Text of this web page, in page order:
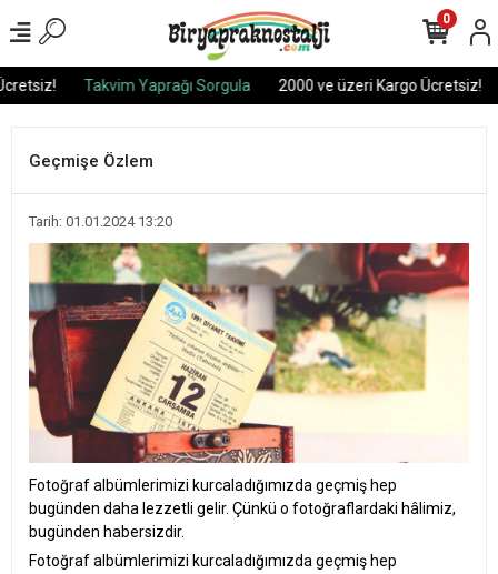
Takvim Yaprağı Sorgula 2000 ve üzeri Kargo Ücretsiz!
0
Geçmişe Özlem
Tarih: 01.01.2024 13:20
Fotoğraf albümlerimizi kurcaladığımızda geçmiş hep
bugünden daha lezzetli gelir. Çünkü o fotoğraflardaki hâlimiz,
bugünden habersizdir.
Fotoğraf albümlerimizi kurcaladığımızda geçmiş hep